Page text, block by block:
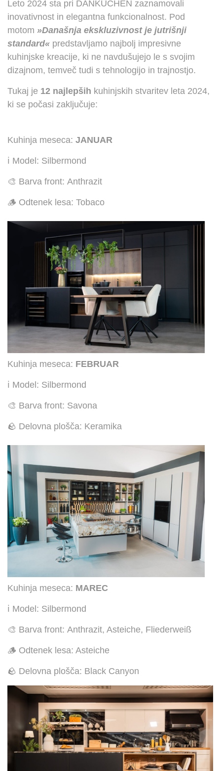
KONTAKT
Leto 2024 sta pri DANKÜCHEN zaznamovali
inovativnost in elegantna funkcionalnost. Pod
motom »Današnja ekskluzivnost je jutrišnji
standard« predstavljamo najbolj impresivne
kuhinjske kreacije, ki ne navdušujejo le s svojim
dizajnom, temveč tudi s tehnologijo in trajnostjo.
Tukaj je 12 najlepših kuhinjskih stvaritev leta 2024,
ki se počasi zaključuje:
Kuhinja meseca: JANUAR
ℹ️ Model: Silbermond
🎨 Barva front: Anthrazit
🪵 Odtenek lesa: Tobaco
Kuhinja meseca: FEBRUAR
ℹ️ Model: Silbermond
🎨 Barva front: Savona
🪨 Delovna plošča: Keramika
Kuhinja meseca: MAREC
ℹ️ Model: Silbermond
🎨 Barva front: Anthrazit, Asteiche, Fliederweiß
🪵 Odtenek lesa: Asteiche
🪨 Delovna plošča: Black Canyon